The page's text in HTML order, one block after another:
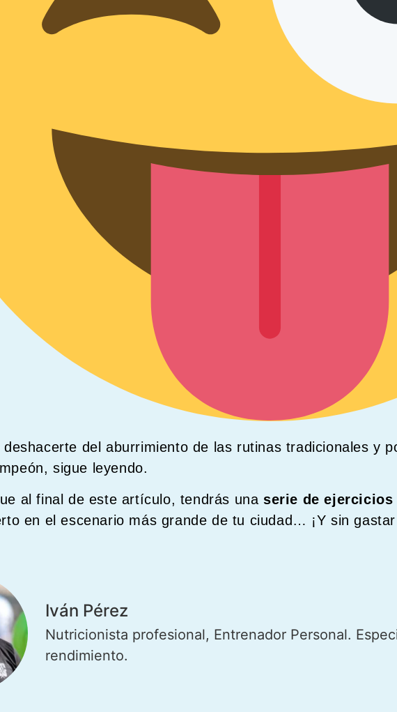
deshacerte del aburrimiento de las rutinas tradicionales y
sigue leyendo.
al final de este artículo, tendrás una serie de ejercicios
en el escenario más grande de tu ciudad… ¡Y sin
Iván Pérez
Nutricionista profesional, Entrenador Personal.
rendimiento.